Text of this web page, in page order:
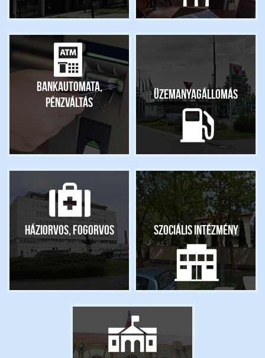
Bankautomata,
pénzváltás
Üzemanyagállomás
Háziorvos, fogorvos Szociális intézmény